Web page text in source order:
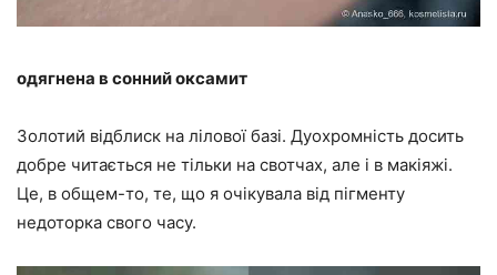
одягнена в сонний оксамит
Золотий відблиск на лілової базі. Дуохромність досить
добре читається не тільки на свотчах, але і в макіяжі.
Це, в общем-то, те, що я очікувала від пігменту
недоторка свого часу.